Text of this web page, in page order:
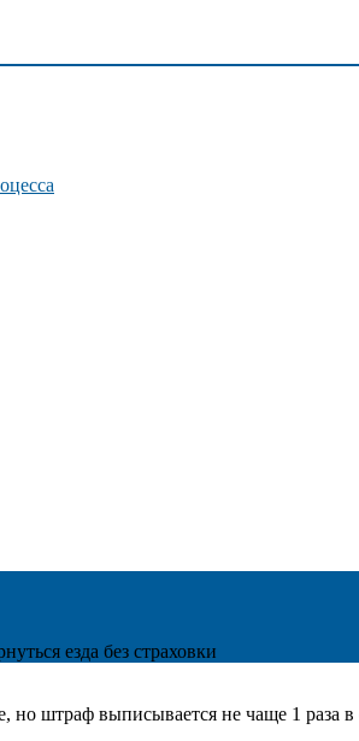
езда без страховки
штраф выписывается не чаще 1 раза в